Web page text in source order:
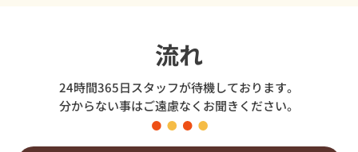
流れ
24時間365日スタッフが待機しております。
分からない事はご遠慮なくお聞きください。